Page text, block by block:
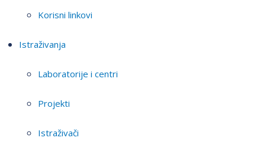
Korisni linkovi
Istraživanja
Laboratorije i centri
Projekti
Istraživači